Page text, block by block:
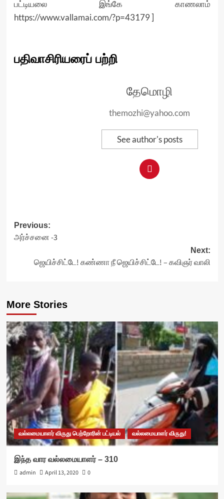
பட்டியலை இங்கே காணலாம்
https://www.vallamai.com/?p=43179]
பதிவாசிரியரைப் பற்றி
தேமொழி
themozhi@yahoo.com
See author's posts
Post
navigation
Previous:
அர்ச்சனை -3
Next:
ஜெயிச்சிட்டே! கண்ணா நீ ஜெயிச்சிட்டே! – கவிஞர் வாலி
More Stories
வல்லமையாளர் விருது பெற்றோரின் பட்டியல் வல்லமையாளர் விருது!
இந்த வார வல்லமையாளர் – 310
admin
April 13, 2020 0